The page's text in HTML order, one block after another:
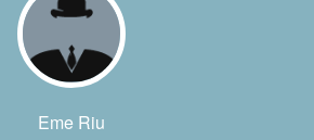
Eme Riu